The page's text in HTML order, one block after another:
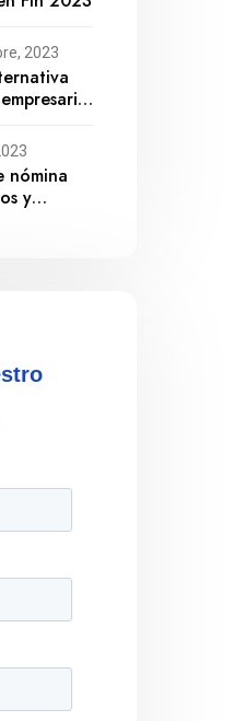
2023
nómina
y